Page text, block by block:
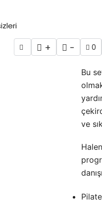
+ - 0
Bu
ve